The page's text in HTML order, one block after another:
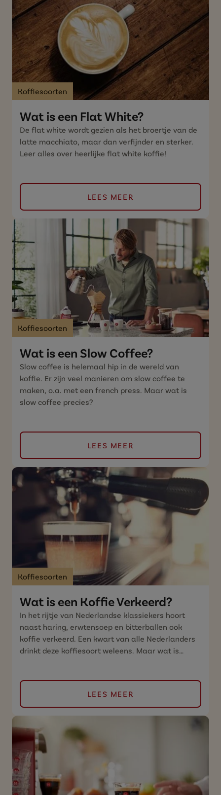
Koffiesoorten
Wat is een Flat White?
De flat white wordt gezien als het broertje van de
latte macchiato, maar dan verfijnder en sterker.
Leer alles over heerlijke flat white koffie!
LEES MEER
Koffiesoorten
Wat is een Slow Coffee?
Slow coffee is helemaal hip in de wereld van
koffie. Er zijn veel manieren om slow coffee te
maken, o.a. met een french press. Maar wat is
slow coffee precies?
LEES MEER
Koffiesoorten
Wat is een Koffie Verkeerd?
In het rijtje van Nederlandse klassiekers hoort
naast haring, erwtensoep en bitterballen ook
koffie verkeerd. Een kwart van alle Nederlanders
drinkt deze koffiesoort weleens. Maar wat is
LEES MEER